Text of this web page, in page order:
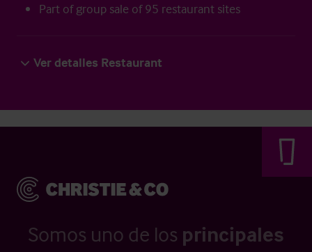
Part of group sale of 95 restaurant sites
Ver detalles Restaurant
Somos uno de los principales